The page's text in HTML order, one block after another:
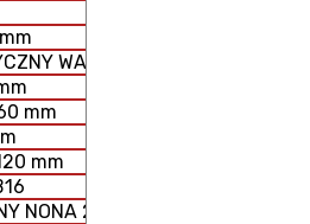
WASILOK 2B9
mm
mm
NONA 2S23-SWK